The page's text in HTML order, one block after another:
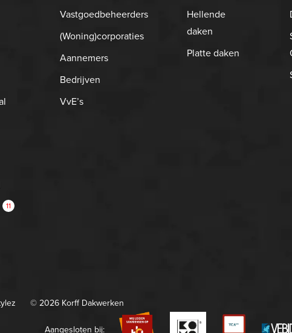
11
Vastgoedbeheerders
(Woning)corporaties
Aannemers
Bedrijven
VvE’s
Hellende
daken
Platte daken
© 2026 Korff Dakwerken
Aangesloten bij: